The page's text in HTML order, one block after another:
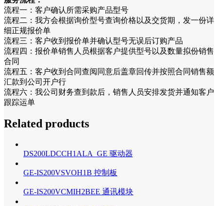
流程一：客户确认所需采购产品型号
流程二：我方会根据询价型号查询价格以及交货期，发一份详
细正规报价单
流程三：客户收到报价单并确认型号无误后订购产品
流程四：报价单销售人员根据客户提供型号以及数量拟份销售
合同
流程五：客户收到合同查阅同意后盖章回传并按照合同销售额
汇款到公司开户行
流程六：我公司财务查到款后，销售人员安排发货并通知客户
跟踪运单
Related products
DS200LDCCH1ALA GE 驱动器
GE-IS200VSVOH1B 控制板
GE-IS200VCMIH2BEE 通讯模块